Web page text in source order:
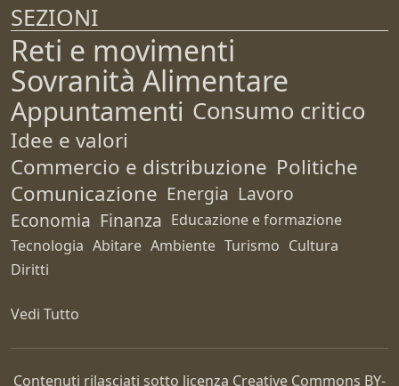
SEZIONI
Reti e movimenti
Sovranità Alimentare
Appuntamenti Consumo critico
Idee e valori
Commercio e distribuzione Politiche
Comunicazione Energia Lavoro
Economia Finanza Educazione e formazione
Tecnologia Abitare Ambiente Turismo Cultura
Diritti
Vedi Tutto
Contenuti rilasciati sotto licenza Creative Commons BY-